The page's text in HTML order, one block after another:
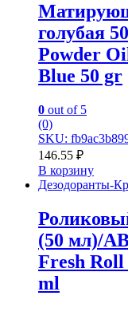
голубая
Powder
Blue 50 gr
0 out of 5
(0)
SKU:
146.55 ₽
В корзину
Дезодоранты-
(50 мл)/
Fresh
ml